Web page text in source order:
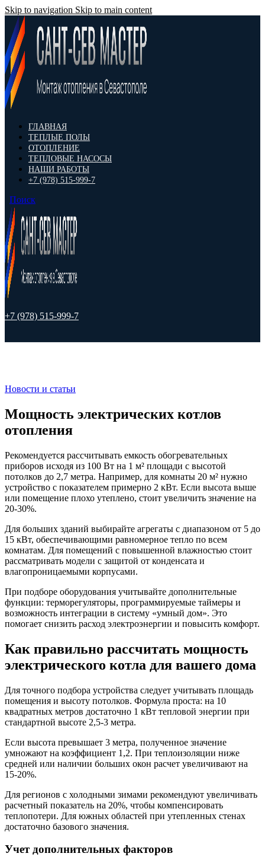
Skip to navigation Skip to main content
ГЛАВНАЯ
ТЕПЛЫЕ ПОЛЫ
ОТОПЛЕНИЕ
ТЕПЛОВЫЕ НАСОСЫ
НАШИ РАБОТЫ
+7 (978) 515-999-7
Поиск
+7 (978) 515-999-7
Новости и статьи
Мощность электрических котлов
отопления
Рекомендуется рассчитывать емкость обогревательных
приборов исходя из 100 Вт на 1 м² площади с высотой
потолков до 2,7 метра. Например, для комнаты 20 м² нужно
устройство с показателем примерно 2 кВт. Если высота выше
или помещение плохо утеплено, стоит увеличить значение на
20-30%.
Для больших зданий выбирайте агрегаты с диапазоном от 5 до
15 кВт, обеспечивающими равномерное тепло по всем
комнатам. Для помещений с повышенной влажностью стоит
рассматривать модели с защитой от конденсата и
влагопроницаемыми корпусами.
При подборе оборудования учитывайте дополнительные
функции: терморегуляторы, программируемые таймеры и
возможность интеграции в систему «умный дом». Это
помогает снизить расход электроэнергии и повысить комфорт.
Как правильно рассчитать мощность
электрического котла для вашего дома
Для точного подбора устройства следует учитывать площадь
помещения и высоту потолков. Формула проста: на 10
квадратных метров достаточно 1 кВт тепловой энергии при
стандартной высоте 2,5-3 метра.
Если высота превышает 3 метра, полученное значение
умножают на коэффициент 1,2. При теплоизоляции ниже
средней или наличии больших окон расчет увеличивают на
15-20%.
Для регионов с холодными зимами рекомендуют увеличивать
расчетный показатель на 20%, чтобы компенсировать
теплопотери. Для южных областей при утепленных стенах
достаточно базового значения.
Учет дополнительных факторов